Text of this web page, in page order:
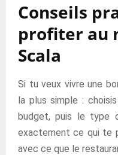
Conseils
profiter au
Scala
Si tu veux vivre une
la plus simple :
budget, puis le type
exactement ce qui te
avec ce que le